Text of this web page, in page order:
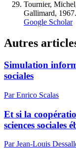
Tournier,
Gallimard, 1967.
Google Scholar
Autres
Simulation
sociales
Par Enrico Scalas
Et si la
sciences sociales
Par Jean-Louis